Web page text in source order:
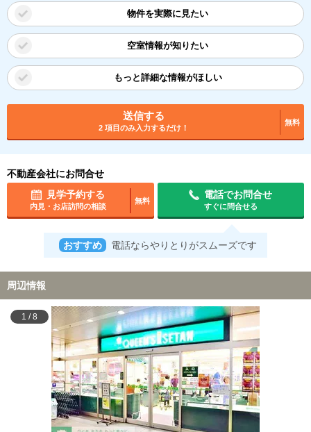
物件を実際に見たい
空室情報が知りたい
もっと詳細な情報がほしい
送信する
2 項目のみ入力するだけ！
無料
不動産会社にお問合せ
見学予約する
内見・お店訪問の相談
無料
電話でお問合せ
すぐに問合せる
おすすめ 電話ならやりとりがスムーズです
周辺情報
1 /8